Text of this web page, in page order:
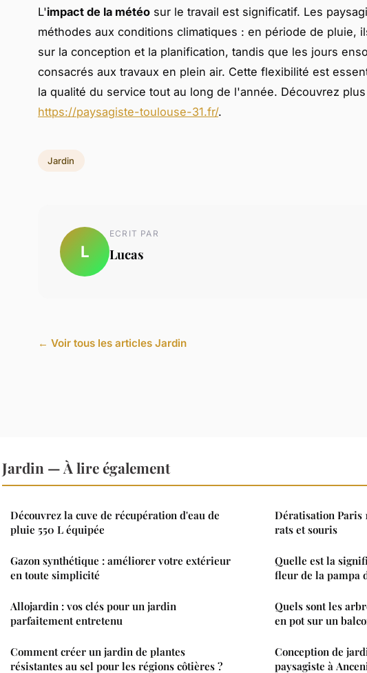
L'impact de la météo sur le travail est significatif. Les
méthodes aux conditions climatiques : en période de pluie,
sur la conception et la planification, tandis que les jours
consacrés aux travaux en plein air. Cette flexibilité est
la qualité du service tout au long de l'année. Découvrez
https://paysagiste-toulouse-31.fr/.
Jardin
L
ECRIT PAR
Lucas
← Voir tous les articles Jardin
Jardin — À lire également
Découvrez la cuve de récupération d'eau de
pluie 550 L équipée
Gazon synthétique : améliorer votre extérieur
en toute simplicité
Allojardin : vos clés pour un jardin
parfaitement entretenu
Comment créer un jardin de plantes
résistantes au sel pour les régions côtières ?
Dératisation Paris
rats et souris
Quelle est la
fleur de la pampa
Quels sont les
en pot sur un
Conception de
paysagiste à